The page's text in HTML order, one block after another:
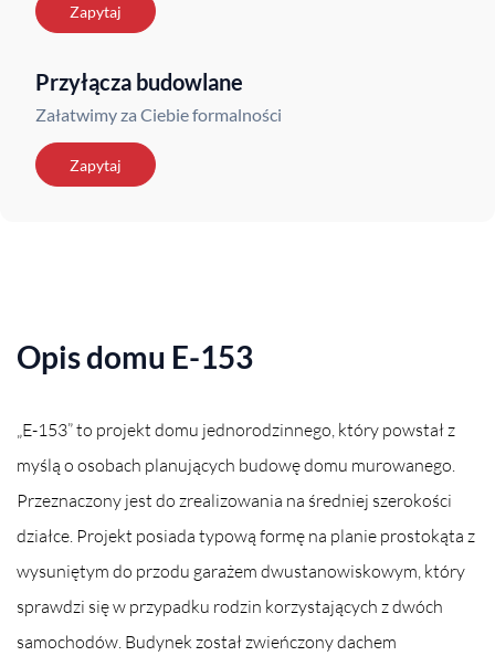
Zapytaj
Przyłącza budowlane
Załatwimy za Ciebie formalności
Zapytaj
Opis domu E-153
„E-153” to projekt domu jednorodzinnego, który powstał z
myślą o osobach planujących budowę domu murowanego.
Przeznaczony jest do zrealizowania na średniej szerokości
działce. Projekt posiada typową formę na planie prostokąta z
wysuniętym do przodu garażem dwustanowiskowym, który
sprawdzi się w przypadku rodzin korzystających z dwóch
samochodów. Budynek został zwieńczony dachem